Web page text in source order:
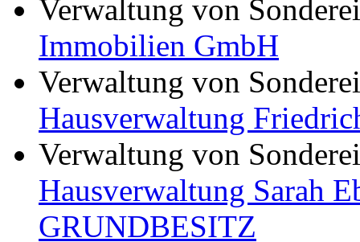
Verwaltung von
Immobilien GmbH
Verwaltung von
Hausverwaltung
Verwaltung von
Hausverwaltung Sarah
GRUNDBESITZ